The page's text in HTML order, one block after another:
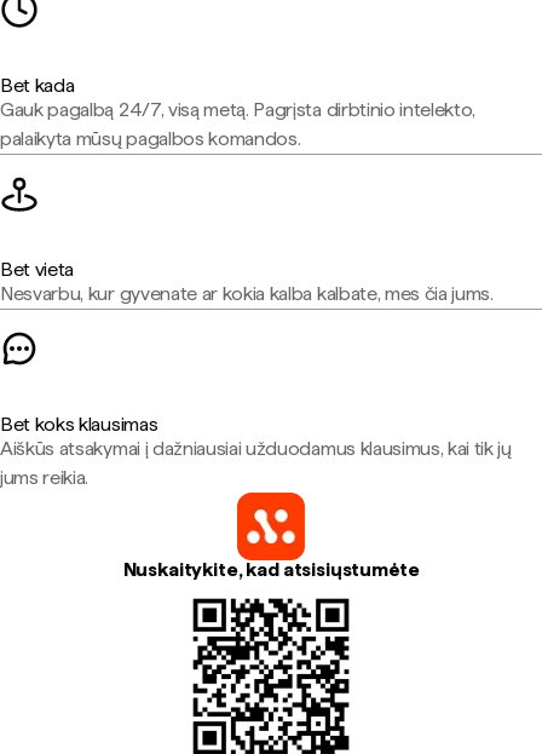
Bet kada
Gauk pagalbą 24/7, visą metą. Pagrįsta dirbtinio intelekto,
palaikyta mūsų pagalbos komandos.
Bet vieta
Nesvarbu, kur gyvenate ar kokia kalba kalbate, mes čia jums.
Bet koks klausimas
Aiškūs atsakymai į dažniausiai užduodamus klausimus, kai tik jų
jums reikia.
Nuskaitykite, kad atsisiųstumėte